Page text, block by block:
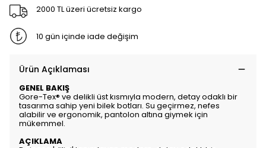
2000 TL üzeri ücretsiz kargo
10 gün içinde iade değişim
Ürün Açıklaması
GENEL BAKIŞ
Gore-Tex® ve delikli üst kısmıyla modern, detay odaklı bir
tasarıma sahip yeni bilek botları. Su geçirmez, nefes
alabilir ve ergonomik, pantolon altına giymek için
mükemmel.
AÇIKLAMA